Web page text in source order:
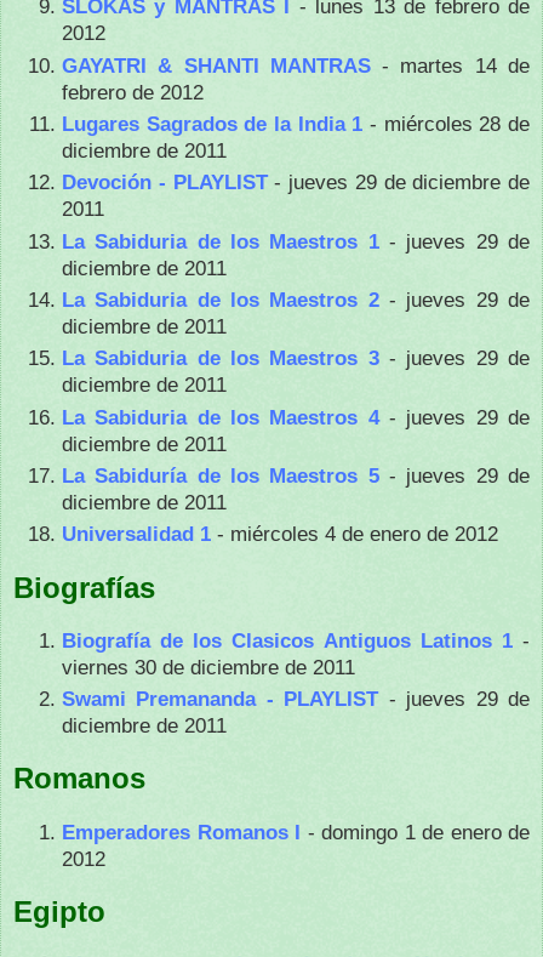
SLOKAS y MANTRAS I
- lunes 13 de febrero de
2012
GAYATRI & SHANTI MANTRAS- martes 14 de
febrero de 2012
Lugares Sagrados de la India 1 - miércoles 28 de
diciembre de 2011
Devoción - PLAYLIST- jueves 29 de diciembre de
2011
La Sabiduria de los Maestros 1- jueves 29 de
diciembre de 2011
La Sabiduria de los Maestros 2- jueves 29 de
diciembre de 2011
La Sabiduria de los Maestros 3- jueves 29 de
diciembre de 2011
La Sabiduria de los Maestros 4- jueves 29 de
diciembre de 2011
La Sabiduría de los Maestros 5- jueves 29 de
diciembre de 2011
Universalidad 1 - miércoles 4 de enero de 2012
Biografías
Biografía de los Clasicos Antiguos Latinos 1-
viernes 30 de diciembre de 2011
Swami Premananda - PLAYLIST- jueves 29 de
diciembre de 2011
Romanos
Emperadores Romanos I - domingo 1 de enero de
2012
Egipto